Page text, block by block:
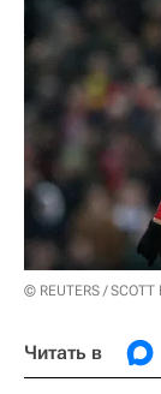
© REUTERS / SCOTT
Читать в